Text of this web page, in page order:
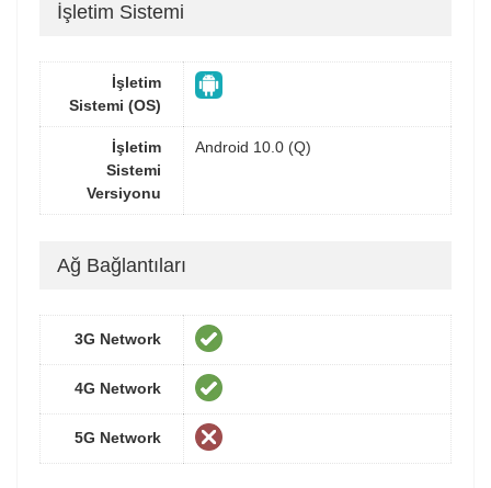
İşletim Sistemi
İşletim
Sistemi (OS)
İşletim
Sistemi
Versiyonu
Android 10.0 (Q)
Ağ Bağlantıları
3G Network
4G Network
5G Network